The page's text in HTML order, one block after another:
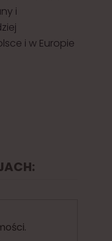
i
i w Europie